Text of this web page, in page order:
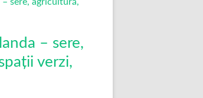
– sere,
verzi,